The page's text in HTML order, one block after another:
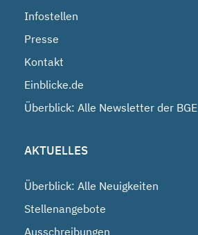
Infostellen
Presse
Kontakt
Einblicke.de
Überblick: Alle Newsletter der BGE
AKTUELLES
Überblick: Alle Neuigkeiten
Stellenangebote
Ausschreibungen